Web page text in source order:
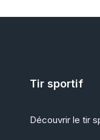
Tir sportif
Découvrir le tir